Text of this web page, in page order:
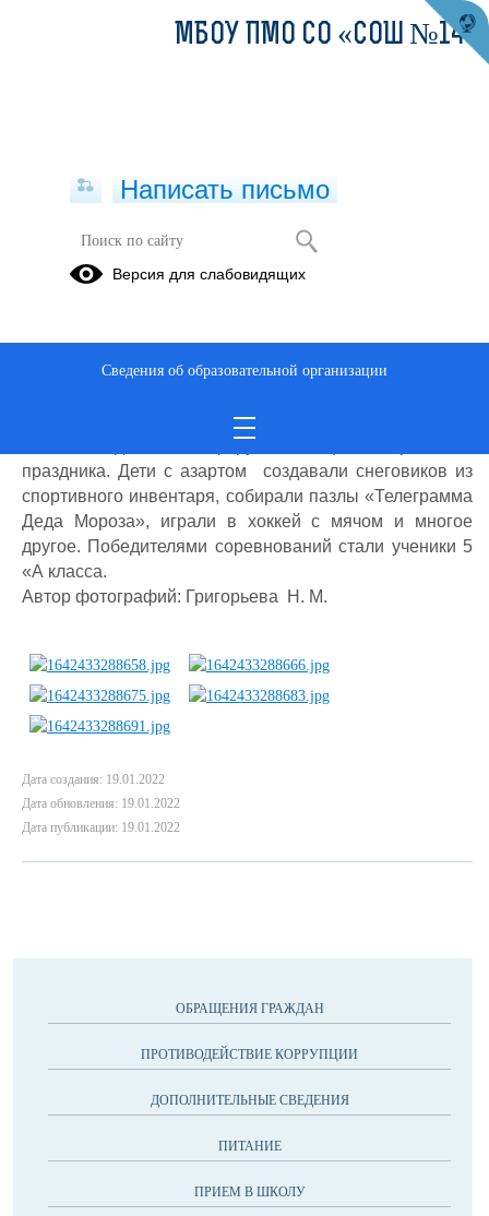
Весёлые старты для обучающихся с
ОВЗ
14.01.2021 г. в школе проведены соревнования
7 «А», 8 «А» классов. Новогодняя тематика каждого
праздника. Дети с азартом создавали снеговиков из
спортивного инвентаря, собирали пазлы «Телеграмма
Деда Мороза», играли в хоккей с мячом и многое
другое. Победителями соревнований стали ученики 5
«А класса.
Автор фотографий: Григорьева Н. М.
Дата создания: 19.01.2022
Дата обновления: 19.01.2022
Дата публикации: 19.01.2022
ОБРАЩЕНИЯ ГРАЖДАН
ПРОТИВОДЕЙСТВИЕ КОРРУПЦИИ
ДОПОЛНИТЕЛЬНЫЕ СВЕДЕНИЯ
ПИТАНИЕ
ПРИЕМ В ШКОЛУ
МБОУ ПМО СО «СОШ №14»
Написать письмо
Версия для слабовидящих
Сведения об образовательной организации